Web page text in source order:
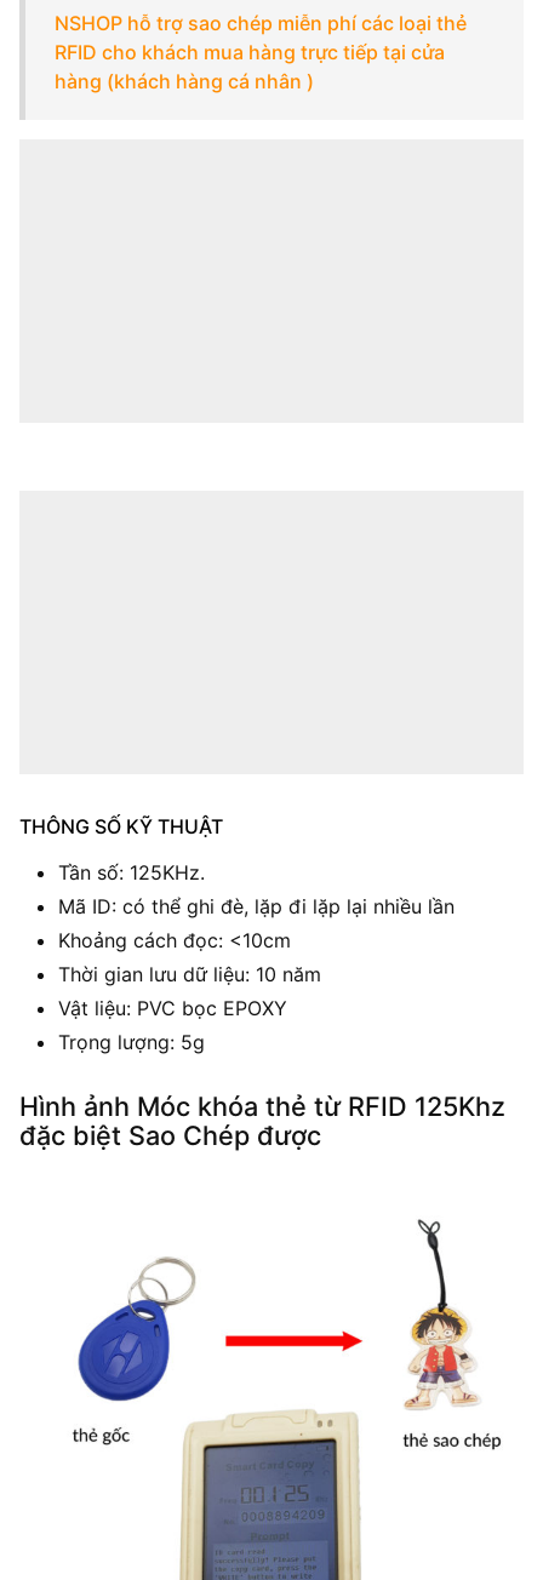
NSHOP hỗ trợ sao chép miễn phí các loại thẻ
RFID cho khách mua hàng trực tiếp tại cửa
hàng (khách hàng cá nhân )
THÔNG SỐ KỸ THUẬT
Tần số: 125KHz.
Mã ID: có thể ghi đè, lặp đi lặp lại nhiều lần
Khoảng cách đọc: <10cm
Thời gian lưu dữ liệu: 10 năm
Vật liệu: PVC bọc EPOXY
Trọng lượng: 5g
Hình ảnh Móc khóa thẻ từ RFID 125Khz
đặc biệt Sao Chép được